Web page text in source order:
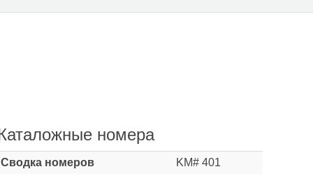
номера
Сводка номеров KM# 401